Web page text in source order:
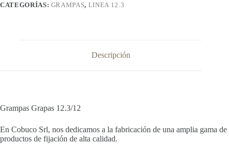
CATEGORÍAS: GRAMPAS, LINEA 12.3
Descripción
Grampas Grapas 12.3/12
En Cobuco Srl, nos dedicamos a la fabricación de una amplia gama de
productos de fijación de alta calidad.